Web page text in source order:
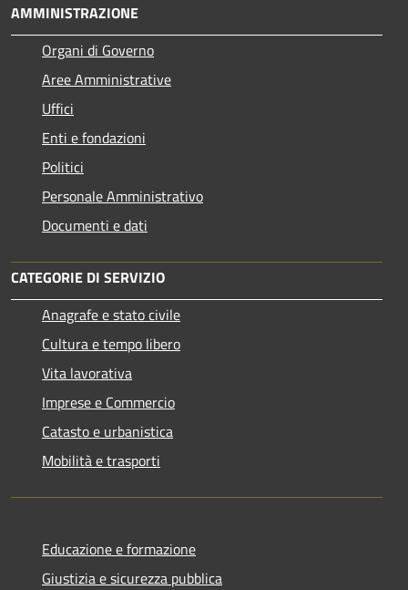
AMMINISTRAZIONE
Organi di Governo
Aree Amministrative
Uffici
Enti e fondazioni
Politici
Personale Amministrativo
Documenti e dati
CATEGORIE DI SERVIZIO
Anagrafe e stato civile
Cultura e tempo libero
Vita lavorativa
Imprese e Commercio
Catasto e urbanistica
Mobilità e trasporti
Educazione e formazione
Giustizia e sicurezza pubblica